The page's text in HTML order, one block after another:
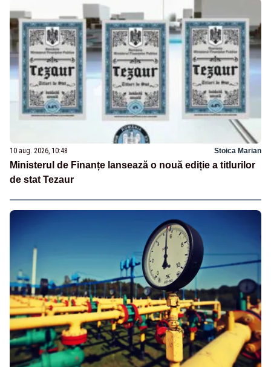
10 aug. 2026, 10:48 Stoica Marian
Ministerul de Finanțe lansează o nouă ediție a titlurilor
de stat Tezaur